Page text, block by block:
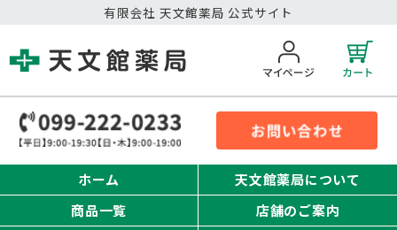
有限会社 天文館薬局 公式サイト
ホーム
天文館薬局について
商品一覧
店舗のご案内